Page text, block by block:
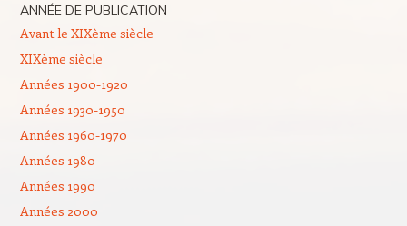
ANNÉE DE PUBLICATION
Avant le XIXème siècle
XIXème siècle
Années 1900-1920
Années 1930-1950
Années 1960-1970
Années 1980
Années 1990
Années 2000